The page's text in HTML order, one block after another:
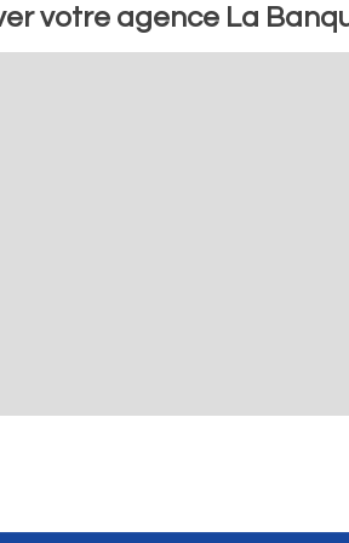
votre agence La